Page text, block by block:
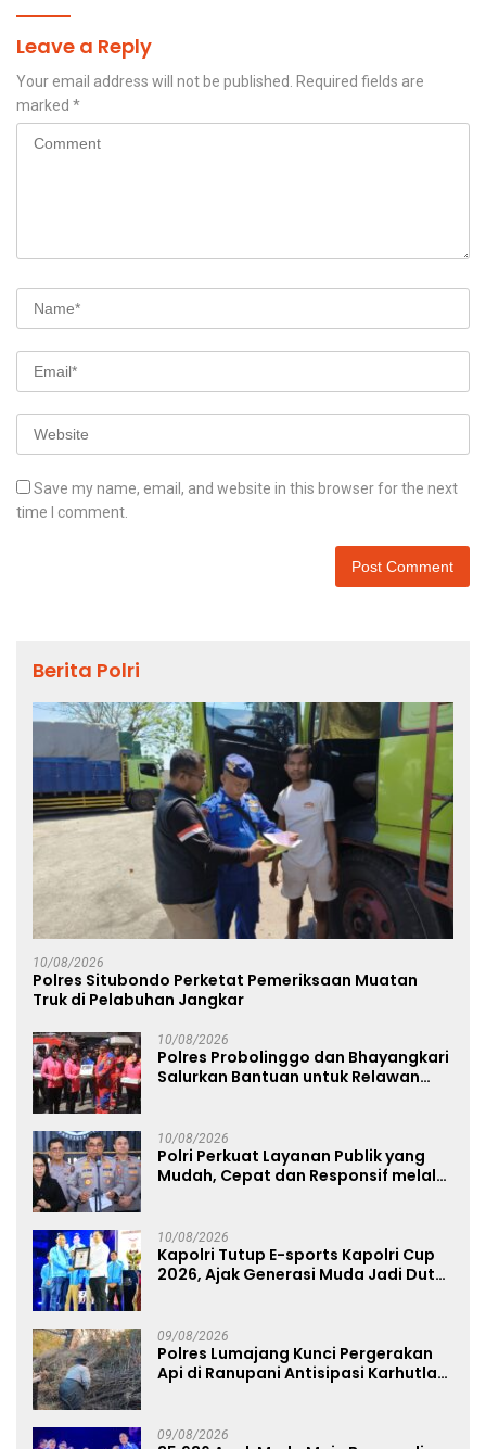
Leave a Reply
Your email address will not be published.
Required fields are
marked *
Save my name, email, and website in this browser for the next
time I comment.
Berita Polri
10/08/2026
Polres Situbondo Perketat Pemeriksaan Muatan
Truk di Pelabuhan Jangkar
10/08/2026
Polres Probolinggo dan Bhayangkari
Salurkan Bantuan untuk Relawan
10/08/2026
Polri Perkuat Layanan Publik yang
Mudah, Cepat dan Responsif melalui
10/08/2026
Kapolri Tutup E-sports Kapolri Cup
2026, Ajak Generasi Muda Jadi Duta
09/08/2026
Polres Lumajang Kunci Pergerakan
Api di Ranupani Antisipasi Karhutla
09/08/2026